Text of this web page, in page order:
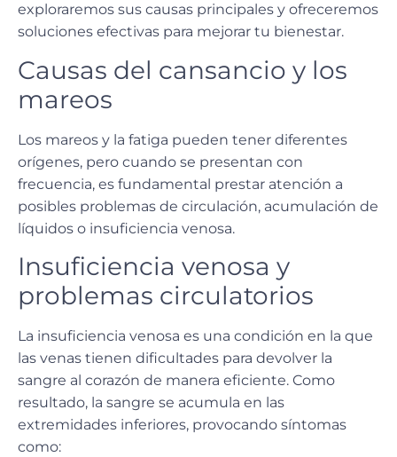
exploraremos sus causas principales y ofreceremos
soluciones efectivas para mejorar tu bienestar.
Causas del cansancio y los
mareos
Los mareos y la fatiga pueden tener diferentes
orígenes, pero cuando se presentan con
frecuencia, es fundamental prestar atención a
posibles problemas de circulación, acumulación de
líquidos o insuficiencia venosa.
Insuficiencia venosa y
problemas circulatorios
La insuficiencia venosa es una condición en la que
las venas tienen dificultades para devolver la
sangre al corazón de manera eficiente. Como
resultado, la sangre se acumula en las
extremidades inferiores, provocando síntomas
como: